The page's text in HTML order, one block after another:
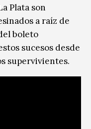
Plata son
a raíz de
boleto
sucesos desde
supervivientes.